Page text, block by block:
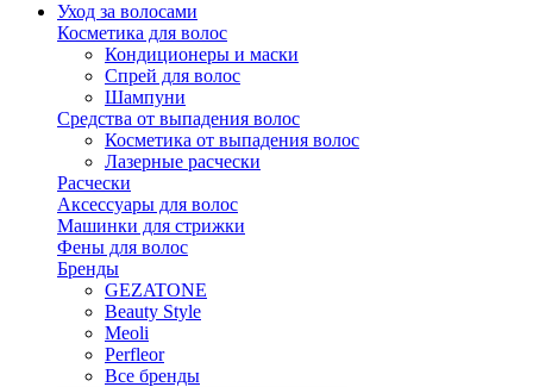
Уход за волосами
Косметика для волос
Кондиционеры и маски
Спрей для волос
Шампуни
Средства от выпадения волос
Косметика от выпадения волос
Лазерные расчески
Расчески
Аксессуары для волос
Машинки для стрижки
Фены для волос
Бренды
GEZATONE
Beauty Style
Meoli
Perfleor
Все бренды